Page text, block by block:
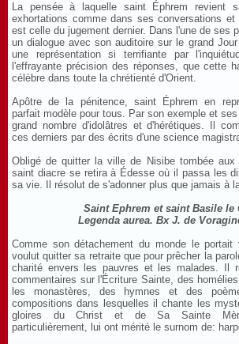
La pensée à laquelle saint Éphrem revient
exhortations comme dans ses conversations et
est celle du jugement dernier. Dans l'une de ses
un dialogue avec son auditoire sur le grand
une représentation si terrifiante par
l'effrayante précision des réponses, que cette
célèbre dans toute la chrétienté d'Orient.
Apôtre de la pénitence, saint Éphrem en
parfait modèle pour tous. Par son exemple et
grand nombre d'idolâtres et d'hérétiques. Il
ces derniers par des écrits d'une science
Obligé de quitter la ville de Nisibe tombée
saint diacre se retira à Édesse où il passa les
sa vie. Il résolut de s'adonner plus que jamais à
Saint Ephrem et saint Basile le
Legenda aurea. Bx J. de
Comme son détachement du monde le
voulut quitter sa retraite que pour prêcher la
charité envers les pauvres et les malades. Il
commentaires sur l'Écriture Sainte, des
les monastères, des hymnes et des
compositions dans lesquelles il chante les
gloires du Christ et de Sa Sainte
particulièrement, lui ont mérité le surnom de: